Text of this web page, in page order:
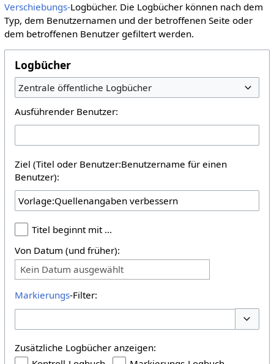
Verschiebungs-Logbücher. Die Logbücher können nach dem
Typ, dem Benutzernamen und der betroffenen Seite oder
dem betroffenen Benutzer gefiltert werden.
Logbücher
Zentrale öffentliche Logbücher
Ausführender Benutzer:
Ziel (Titel oder Benutzer:Benutzername für einen
Benutzer):
Titel beginnt mit …
Von Datum (und früher):
Kein Datum ausgewählt
Markierungs-Filter:
Zusätzliche Logbücher anzeigen: